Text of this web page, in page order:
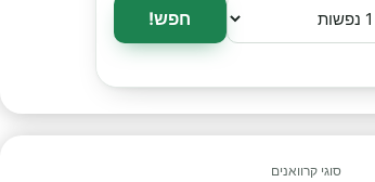
חפש!
סוגי קרוואנים